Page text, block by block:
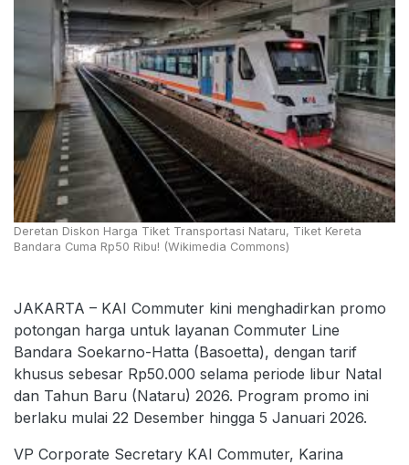
Deretan Diskon Harga Tiket Transportasi Nataru, Tiket Kereta
Bandara Cuma Rp50 Ribu! (Wikimedia Commons)
JAKARTA – KAI Commuter kini menghadirkan promo
potongan harga untuk layanan Commuter Line
Bandara Soekarno-Hatta (Basoetta), dengan tarif
khusus sebesar Rp50.000 selama periode libur Natal
dan Tahun Baru (Nataru) 2026. Program promo ini
berlaku mulai 22 Desember hingga 5 Januari 2026.
VP Corporate Secretary KAI Commuter, Karina